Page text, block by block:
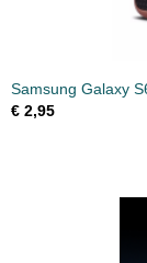
Samsung Galaxy
€ 2,95